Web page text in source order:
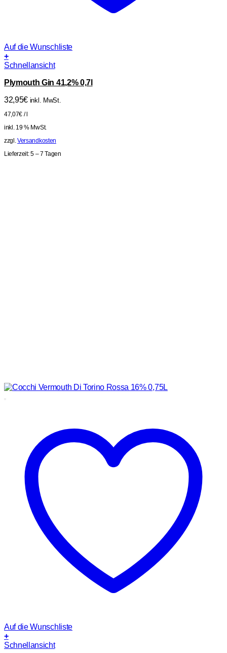
Auf die Wunschliste
+
Schnellansicht
Plymouth Gin 41,2% 0,7l
32,95€ inkl. MwSt.
47,07€ /l
inkl. 19 % MwSt.
zzgl.Versandkosten
Lieferzeit:5 – 7 Tagen
Auf die Wunschliste
+
Schnellansicht